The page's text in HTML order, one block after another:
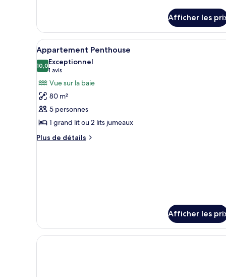
Familiale
Chambre
Classique
Familiale
Afficher les
Afficher
toutes
les
photos
pour
ce
type
de
chambre :
Une chambre moderne avec
5
Appartement Penthouse
10,010,0 sur 10
Exceptionnel
1 avis
(1 avis)
Vue sur la baie
80 m²
5 personnes
1 grand lit ou 2 lits jumeaux
Plus de détails
Plus
Afficher les